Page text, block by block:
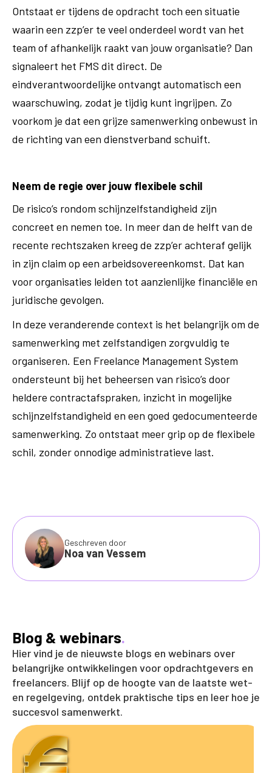
Ontstaat er tijdens de opdracht toch een situatie
waarin een zzp’er te veel onderdeel wordt van het
team of afhankelijk raakt van jouw organisatie? Dan
signaleert het FMS dit direct. De
eindverantwoordelijke ontvangt automatisch een
waarschuwing, zodat je tijdig kunt ingrijpen. Zo
voorkom je dat een grijze samenwerking onbewust in
de richting van een dienstverband schuift.
Neem de regie over jouw flexibele schil
De risico’s rondom schijnzelfstandigheid zijn
concreet en nemen toe. In meer dan de helft van de
recente rechtszaken kreeg de zzp’er achteraf gelijk
in zijn claim op een arbeidsovereenkomst. Dat kan
voor organisaties leiden tot aanzienlijke financiële en
juridische gevolgen.
In deze veranderende context is het belangrijk om de
samenwerking met zelfstandigen zorgvuldig te
organiseren. Een Freelance Management System
ondersteunt bij het beheersen van risico’s door
heldere contractafspraken, inzicht in mogelijke
schijnzelfstandigheid en een goed gedocumenteerde
samenwerking. Zo ontstaat meer grip op de flexibele
schil, zonder onnodige administratieve last.
Geschreven door
Noa van Vessem
Blog & webinars.
Hier vind je de nieuwste blogs en webinars over
belangrijke ontwikkelingen voor opdrachtgevers en
freelancers. Blijf op de hoogte van de laatste wet-
en regelgeving, ontdek praktische tips en leer hoe je
succesvol samenwerkt.